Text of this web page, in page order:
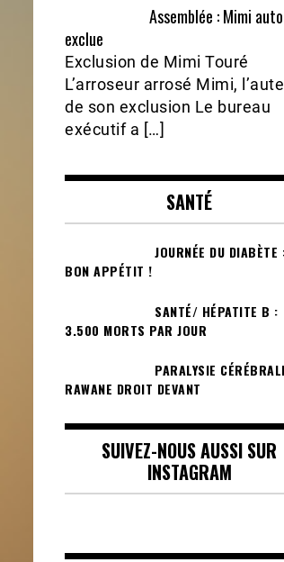
Assemblée : Mimi
exclue
Exclusion de Mimi Touré
L’arroseur arrosé Mimi,
de son exclusion Le bureau
exécutif a […]
SANTÉ
JOURNÉE DU DIABÈTE
BON APPÉTIT !
SANTÉ/ HÉPATITE B :
3.500 MORTS PAR JOUR
PARALYSIE
RAWANE DROIT DEVANT
SUIVEZ-NOUS AUSSI SUR
INSTAGRAM